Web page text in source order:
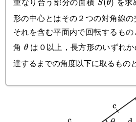
S(\theta)
S(θ)
形の中心とはその２つの対角線
それを含む平面内で回転するも
角 \theta
θは０以上，長方形のいずれ
達するまでの角度以下に取るもの